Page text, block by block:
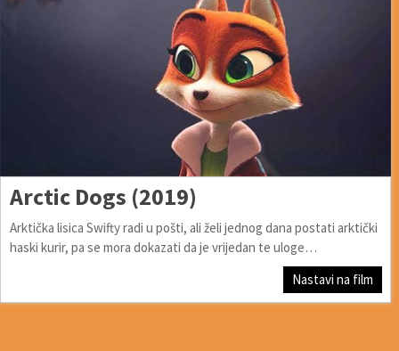
Arctic Dogs (2019)
Arktička lisica Swifty radi u pošti, ali želi jednog dana postati arktički
haski kurir, pa se mora dokazati da je vrijedan te uloge…
Nastavi na film